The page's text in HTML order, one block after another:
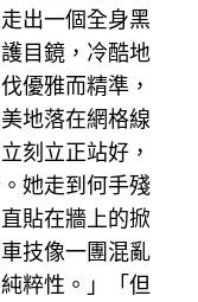
出一個全身黑
目鏡，冷酷地
優雅而精準，
地落在網格線
刻立正站好，
她走到何手殘
貼在牆上的掀
技像一團混亂
粹性。」「但